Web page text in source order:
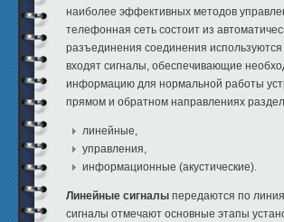
наиболее эффективных методов
телефонная сеть состоит из
разъединения соединения
входят сигналы, обеспечивающие
информацию для нормальной работы
прямом и обратном направлениях
линейные,
управления,
информационные (акустические).
Линейные сигналы передаются по
сигналы отмечают основные этапы